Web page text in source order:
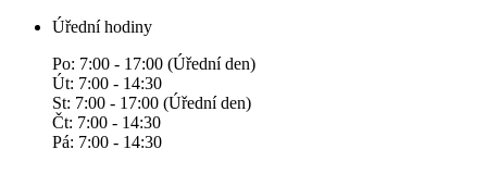
Úřední hodiny
Po: 7:00 - 17:00 (Úřední den)
Út: 7:00 - 14:30
St: 7:00 - 17:00 (Úřední den)
Čt: 7:00 - 14:30
Pá: 7:00 - 14:30